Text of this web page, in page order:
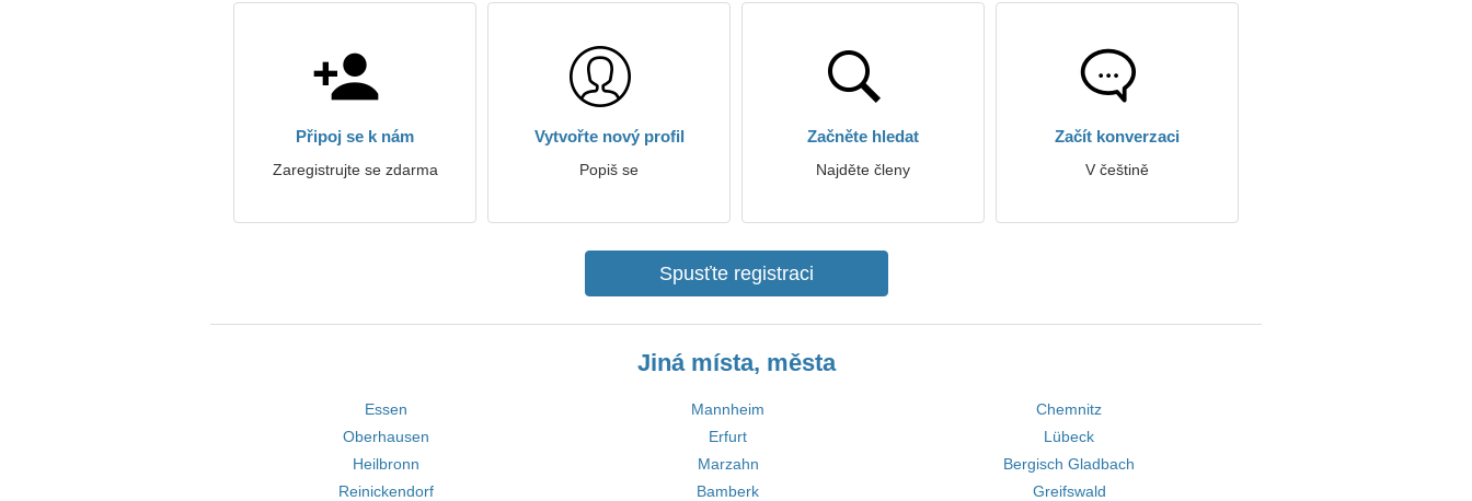
Připoj se k nám
Zaregistrujte se zdarma
Vytvořte nový profil
Popiš se
Začněte hledat
Najděte členy
Začít konverzaci
V češtině
Spusťte registraci
Jiná místa, města
Essen Mannheim
Chemnitz
Oberhausen
Erfurt
Lübeck
Heilbronn
Marzahn
Bergisch Gladbach
Reinickendorf
Bamberk Greifswald